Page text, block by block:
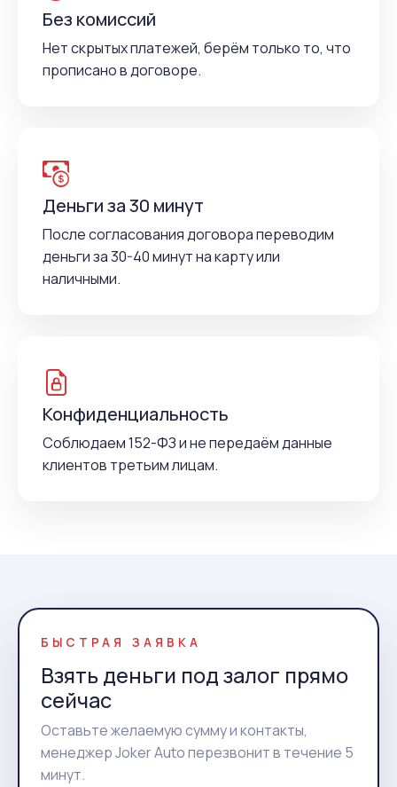
Без комиссий
Нет скрытых платежей, берём только то, что
прописано в договоре.
Деньги за 30 минут
После согласования договора переводим
деньги за 30-40 минут на карту или
наличными.
Конфиденциальность
Соблюдаем 152-ФЗ и не передаём данные
клиентов третьим лицам.
БЫСТРАЯ ЗАЯВКА
Взять деньги под залог прямо
сейчас
Оставьте желаемую сумму и контакты,
менеджер Joker Auto перезвонит в течение 5
минут.